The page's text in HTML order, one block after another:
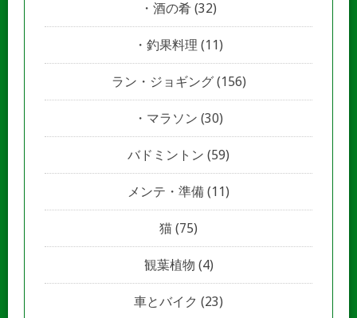
酒の肴 (32)
釣果料理 (11)
ラン・ジョギング(156)
マラソン (30)
バドミントン (59)
メンテ・準備 (11)
猫 (75)
観葉植物 (4)
車とバイク (23)